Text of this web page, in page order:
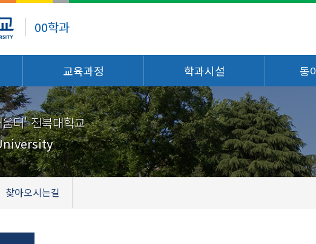
00학과
교육과정 학과시설 동
터' 전북대학교
찾아오시는길